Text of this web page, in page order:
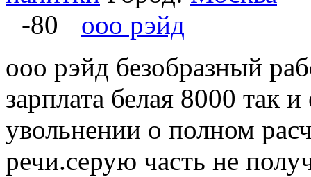
-80
ооо рэйд
ооо рэйд безобразный
зарплата белая 8000 так
увольнении о полном
речи.серую часть не